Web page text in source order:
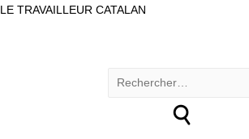
LE TRAVAILLEUR CATALAN
Rechercher :